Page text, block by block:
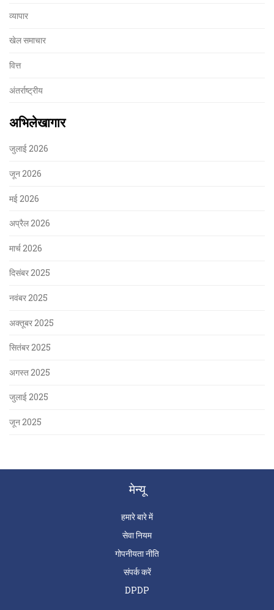
व्यापार
खेल समाचार
वित्त
अंतर्राष्ट्रीय
अभिलेखागार
जुलाई 2026
जून 2026
मई 2026
अप्रैल 2026
मार्च 2026
दिसंबर 2025
नवंबर 2025
अक्तूबर 2025
सितंबर 2025
अगस्त 2025
जुलाई 2025
जून 2025
मेन्यू
हमारे बारे में
सेवा नियम
गोपनीयता नीति
संपर्क करें
DPDP